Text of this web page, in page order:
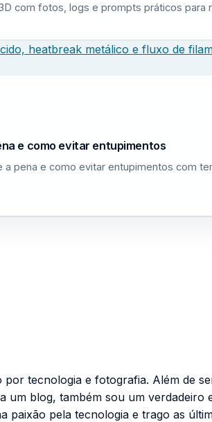
com fotos, logs e prompts práticos para
e como evitar entupimentos
a pena e como evitar entupimentos com
tecnologia e fotografia. Além de
um blog, também sou um verdadeiro
pela tecnologia e trago as